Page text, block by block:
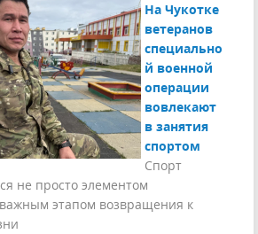
На Чукотке
ветеранов
специально
й военной
операции
вовлекают
в занятия
спортом
Спорт
не просто элементом
этапом возвращения к